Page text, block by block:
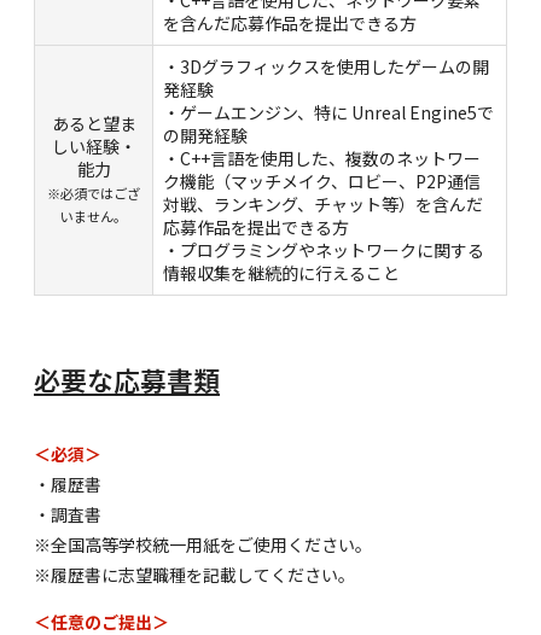
を含んだ応募作品を提出できる方
あると望ま
しい経験・
能力
※必須ではござ
いません。
・3Dグラフィックスを使用したゲームの開
発経験
・ゲームエンジン、特に Unreal Engine5で
の開発経験
・C++言語を使用した、複数のネットワー
ク機能（マッチメイク、ロビー、P2P通信
対戦、ランキング、チャット等）を含んだ
応募作品を提出できる方
・プログラミングやネットワークに関する
情報収集を継続的に行えること
必要な応募書類
＜必須＞
・履歴書
・調査書
※全国高等学校統一用紙をご使用ください。
※履歴書に志望職種を記載してください。
＜任意のご提出＞